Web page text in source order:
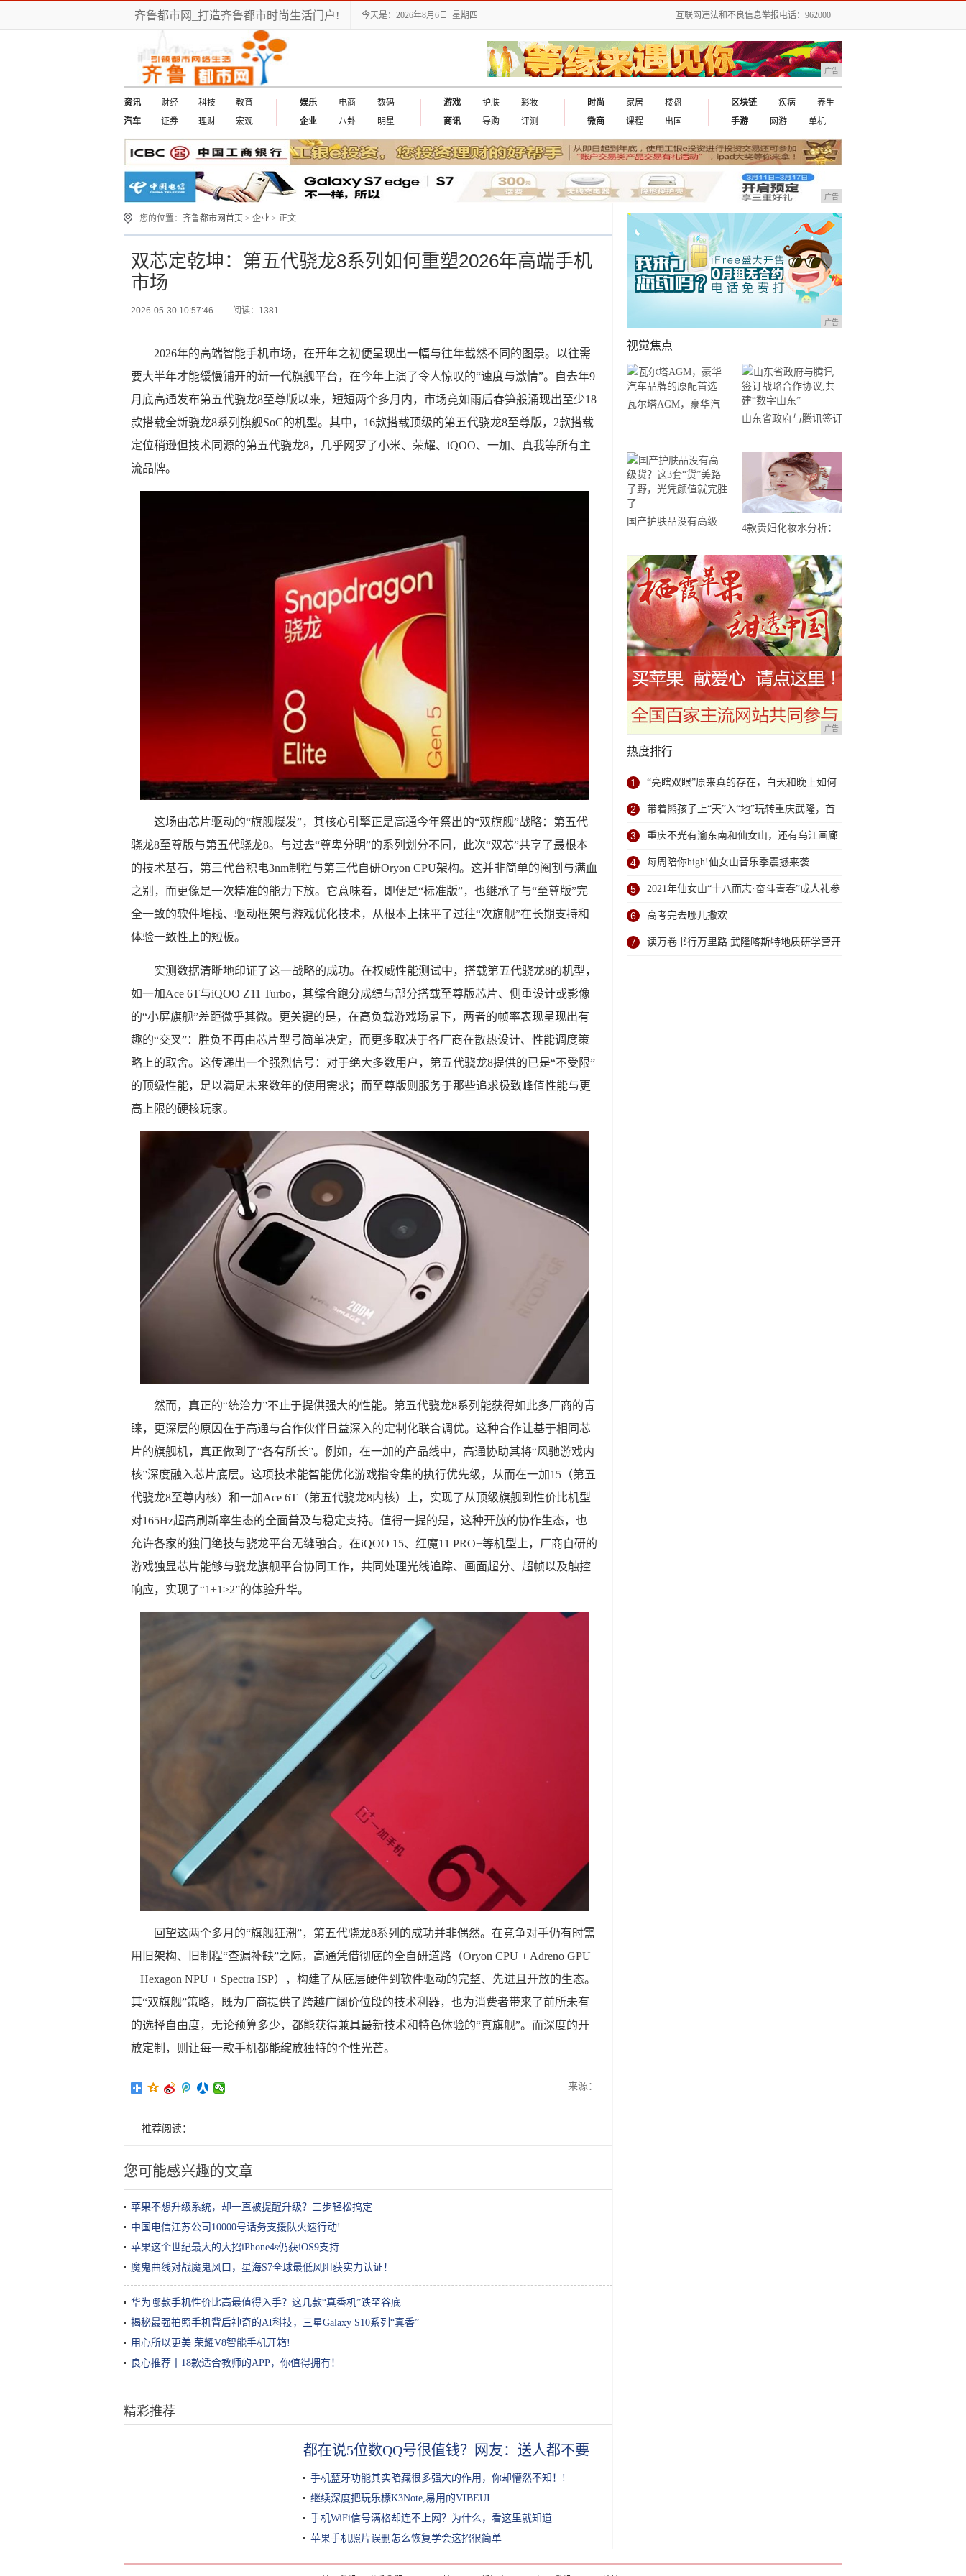
齐鲁都市网_打造齐鲁都市时尚生活门户! 今天是：2026年8月6日 星期四 互联网违法和不良信息举报电话：962000
广告
资讯 财经 科技
教育
汽车
证券 理财 宏观
娱乐 电商
数码
企业
八卦 明星
游戏 护肤
彩妆
商讯
导购 评测
时尚 家居
楼盘
微商
课程 出国
区块链 疾病
养生
手游
网游 单机
广告
您的位置： 齐鲁都市网首页 > 企业 > 正文
双芯定乾坤：第五代骁龙8系列如何重塑2026年高端手机
市场
2026-05-30 10:57:46 阅读：1381
2026年的高端智能手机市场，在开年之初便呈现出一幅与往年截然不同的图景。以往需
要大半年才能缓慢铺开的新一代旗舰平台，在今年上演了令人惊叹的“速度与激情”。自去年9
月底高通发布第五代骁龙8至尊版以来，短短两个多月内，市场竟如雨后春笋般涌现出至少18
款搭载全新骁龙8系列旗舰SoC的机型。其中，16款搭载顶级的第五代骁龙8至尊版，2款搭载
定位稍逊但技术同源的第五代骁龙8，几乎网罗了小米、荣耀、iQOO、一加、真我等所有主
流品牌。
这场由芯片驱动的“旗舰爆发”，其核心引擎正是高通今年祭出的“双旗舰”战略：第五代
骁龙8至尊版与第五代骁龙8。与过去“尊卑分明”的系列划分不同，此次“双芯”共享了最根本
的技术基石，第三代台积电3nm制程与第三代自研Oryon CPU架构。这并非简单的阉割与满血
之别，而更像是一次精准的能力下放。它意味着，即便是“标准版”，也继承了与“至尊版”完
全一致的软件堆栈、驱动框架与游戏优化技术，从根本上抹平了过往“次旗舰”在长期支持和
体验一致性上的短板。
实测数据清晰地印证了这一战略的成功。在权威性能测试中，搭载第五代骁龙8的机型，
如一加Ace 6T与iQOO Z11 Turbo，其综合跑分成绩与部分搭载至尊版芯片、侧重设计或影像
的“小屏旗舰”差距微乎其微。更关键的是，在高负载游戏场景下，两者的帧率表现呈现出有
趣的“交叉”：胜负不再由芯片型号简单决定，而更多取决于各厂商在散热设计、性能调度策
略上的取舍。这传递出一个强烈信号：对于绝大多数用户，第五代骁龙8提供的已是“不受限”
的顶级性能，足以满足未来数年的使用需求；而至尊版则服务于那些追求极致峰值性能与更
高上限的硬核玩家。
然而，真正的“统治力”不止于提供强大的性能。第五代骁龙8系列能获得如此多厂商的青
睐，更深层的原因在于高通与合作伙伴日益深入的定制化联合调优。这种合作让基于相同芯
片的旗舰机，真正做到了“各有所长”。例如，在一加的产品线中，高通协助其将“风驰游戏内
核”深度融入芯片底层。这项技术能智能优化游戏指令集的执行优先级，从而在一加15（第五
代骁龙8至尊内核）和一加Ace 6T（第五代骁龙8内核）上，实现了从顶级旗舰到性价比机型
对165Hz超高刷新率生态的全面普及与稳定支持。值得一提的是，这种开放的协作生态，也
允许各家的独门绝技与骁龙平台无缝融合。在iQOO 15、红魔11 PRO+等机型上，厂商自研的
游戏独显芯片能够与骁龙旗舰平台协同工作，共同处理光线追踪、画面超分、超帧以及触控
响应，实现了“1+1>2”的体验升华。
回望这两个多月的“旗舰狂潮”，第五代骁龙8系列的成功并非偶然。在竞争对手仍有时需
用旧架构、旧制程“查漏补缺”之际，高通凭借彻底的全自研道路（Oryon CPU + Adreno GPU
+ Hexagon NPU + Spectra ISP），构建了从底层硬件到软件驱动的完整、先进且开放的生态。
其“双旗舰”策略，既为厂商提供了跨越广阔价位段的技术利器，也为消费者带来了前所未有
的选择自由度，无论预算多少，都能获得兼具最新技术和特色体验的“真旗舰”。而深度的开
放定制，则让每一款手机都能绽放独特的个性光芒。
来源：
推荐阅读：
您可能感兴趣的文章
苹果不想升级系统，却一直被提醒升级？三步轻松搞定
中国电信江苏公司10000号话务支援队火速行动!
苹果这个世纪最大的大招iPhone4s仍获iOS9支持
魔鬼曲线对战魔鬼风口，星海S7全球最低风阻获实力认证！
华为哪款手机性价比高最值得入手？这几款“真香机”跌至谷底
揭秘最强拍照手机背后神奇的AI科技，三星Galaxy S10系列“真香”
用心所以更美 荣耀V8智能手机开箱!
良心推荐丨18款适合教师的APP，你值得拥有！
精彩推荐
都在说5位数QQ号很值钱？网友：送人都不要！!
手机蓝牙功能其实暗藏很多强大的作用，你却懵然不知！!
继续深度把玩乐檬K3Note,易用的VIBEUI
手机WiFi信号满格却连不上网？为什么，看这里就知道
苹果手机照片误删怎么恢复学会这招很简单
广告
视觉焦点
瓦尔塔AGM，豪华汽
山东省政府与腾讯签订
字山东”
国产护肤品没有高级
野，光凭颜值就完胜了
4款贵妇化妆水分析：
雅诗兰黛白金性价比高
广告
热度排行
1 “亮瞎双眼”原来真的存在，白天和晚上如何
正确护眼？
2 带着熊孩子上“天”入“地”玩转重庆武隆，首
列熊猫专列即将启程
3 重庆不光有渝东南和仙女山，还有乌江画廊
以及天生三桥
4 每周陪你high!仙女山音乐季震撼来袭
5 2021年仙女山“十八而志·奋斗青春”成人礼参
礼人员火热招募中
6 高考完去哪儿撒欢
7 读万卷书行万里路 武隆喀斯特地质研学营开